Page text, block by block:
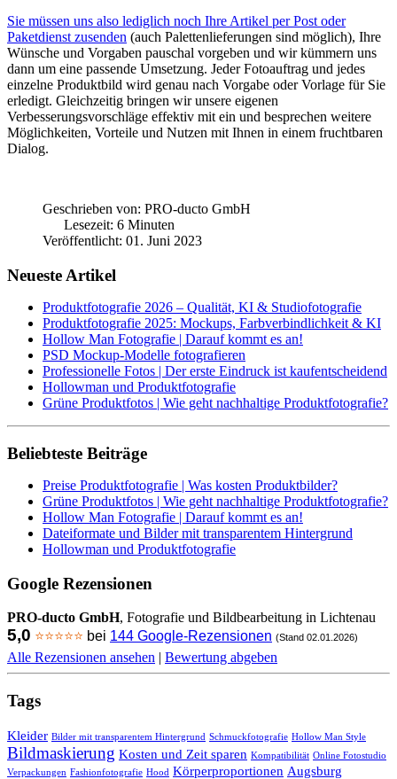
Sie müssen uns also lediglich noch Ihre Artikel per Post oder
Paketdienst zusenden (auch Palettenlieferungen sind möglich), Ihre
Wünsche und Vorgaben pauschal vorgeben und wir kümmern uns
dann um eine passende Umsetzung. Jeder Fotoauftrag und jedes
einzelne Produktbild wird genau nach Vorgabe oder Vorlage für Sie
erledigt. Gleichzeitig bringen wir unsere eigenen
Verbesserungsvorschläge effektiv mit ein und besprechen weitere
Möglichkeiten, Vorteile und Nutzen mit Ihnen in einem fruchtbaren
Dialog.
Geschrieben von: PRO-ducto GmbH
Lesezeit: 6 Minuten
Veröffentlicht: 01. Juni 2023
Neueste Artikel
Produktfotografie 2026 – Qualität, KI & Studiofotografie
Produktfotografie 2025: Mockups, Farbverbindlichkeit & KI
Hollow Man Fotografie | Darauf kommt es an!
PSD Mockup-Modelle fotografieren
Professionelle Fotos | Der erste Eindruck ist kaufentscheidend
Hollowman und Produktfotografie
Grüne Produktfotos | Wie geht nachhaltige Produktfotografie?
Beliebteste Beiträge
Preise Produktfotografie | Was kosten Produktbilder?
Grüne Produktfotos | Wie geht nachhaltige Produktfotografie?
Hollow Man Fotografie | Darauf kommt es an!
Dateiformate und Bilder mit transparentem Hintergrund
Hollowman und Produktfotografie
Google Rezensionen
PRO-ducto GmbH, Fotografie und Bildbearbeitung in Lichtenau
5,0 ⭐⭐⭐⭐⭐ bei 144 Google-Rezensionen (Stand 02.01.2026)
Alle Rezensionen ansehen | Bewertung abgeben
Tags
Kleider Bilder mit transparentem Hintergrund Schmuckfotografie Hollow Man Style
Bildmaskierung Kosten und Zeit sparen Kompatibilität Online Fotostudio
Verpackungen Fashionfotografie Hood Körperproportionen Augsburg